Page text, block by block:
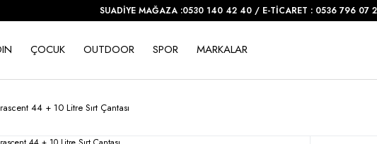
SUADİYE MAĞAZA :0530 140 42 40 / E-TİCARET : 0536 796 07
ÇOCUK OUTDOOR SPOR MARKALAR
44 + 10 Litre Sırt Çantası